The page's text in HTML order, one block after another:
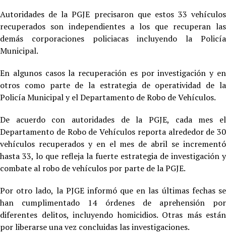
Autoridades de la PGJE precisaron que estos 33 vehículos
recuperados son independientes a los que recuperan las
demás corporaciones policiacas incluyendo la Policía
Municipal.
En algunos casos la recuperación es por investigación y en
otros como parte de la estrategia de operatividad de la
Policía Municipal y el Departamento de Robo de Vehículos.
De acuerdo con autoridades de la PGJE, cada mes el
Departamento de Robo de Vehículos reporta alrededor de 30
vehículos recuperados y en el mes de abril se incrementó
hasta 33, lo que refleja la fuerte estrategia de investigación y
combate al robo de vehículos por parte de la PGJE.
Por otro lado, la PJGE informó que en las últimas fechas se
han cumplimentado 14 órdenes de aprehensión por
diferentes delitos, incluyendo homicidios. Otras más están
por liberarse una vez concluidas las investigaciones.